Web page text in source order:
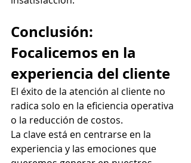
Conclusión:
Focalicemos en la
experiencia del cliente
El éxito de la atención al cliente no
radica solo en la eficiencia operativa
o la reducción de costos.
La clave está en centrarse en la
experiencia y las emociones que